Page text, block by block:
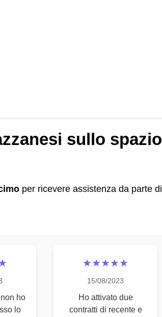
sullo spazio
per ricevere assistenza da parte di
ho
lo
★★★★★
15/08/2023
Ho attivato due
contratti di recente e